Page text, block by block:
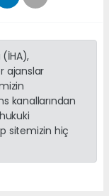
(İHA),
ajanslar
kanallarından
sitemizin hiç